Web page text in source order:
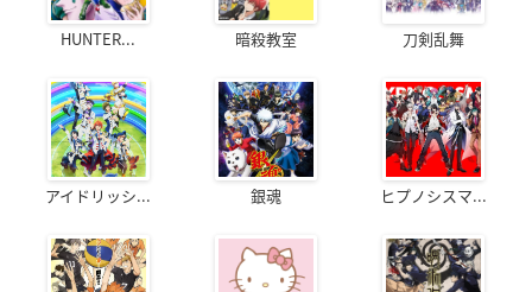
HUNTER... 暗殺教室 刀剣乱舞
アイドリッシ... 銀魂 ヒプノシスマ...